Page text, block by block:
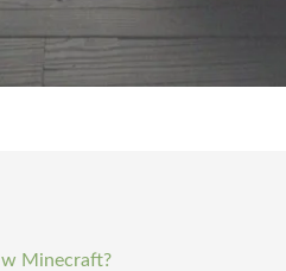
w Minecraft?